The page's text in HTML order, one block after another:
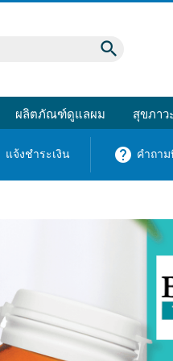
search
ผลิตภัณฑ์ดูแลผม สุขภาว
แจ้งชำระเงิน help คำถา